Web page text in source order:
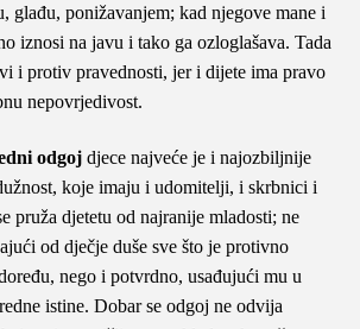
glađu, ponižavanjem; kad njegove mane i
iznosi na javu i tako ga ozloglašava. Tada
i protiv pravednosti, jer i dijete ima pravo
nepovrjedivost.
odgoj djece najveće je i najozbiljnije
koje imaju i udomitelji, i skrbnici i
pruža djetetu od najranije mladosti; ne
od dječje duše sve što je protivno
nego i potvrdno, usađujući mu u
istine. Dobar se odgoj ne odvija